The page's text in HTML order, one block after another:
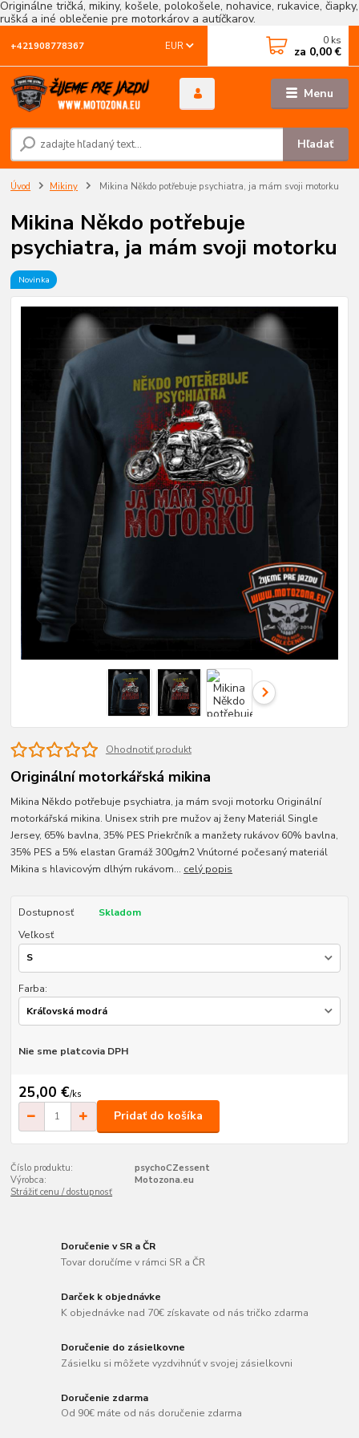
Originálne tričká, mikiny, košele, polokošele, nohavice, rukavice, čiapky,
rušká a iné oblečenie pre motorkárov a autíčkarov.
Menu
EUR
Hľadať
+421908778367 0 ks
za 0,00 €
Úvod Mikiny Mikina Někdo potřebuje psychiatra, ja mám svoji motorku
Mikina Někdo potřebuje
psychiatra, ja mám svoji motorku
Novinka
Ohodnotiť produkt
Originální motorkářská mikina
Mikina Někdo potřebuje psychiatra, ja mám svoji motorku Originální
motorkářská mikina. Unisex strih pre mužov aj ženy Materiál Single
Jersey, 65% bavlna, 35% PES Priekrčník a manžety rukávov 60% bavlna,
35% PES a 5% elastan Gramáž 300g/m2 Vnútorné počesaný materiál
Mikina s hlavicovým dlhým rukávom... celý popis
Dostupnosť
Skladom
Veľkosť
Farba:
Nie sme platcovia DPH
25,00 €/ks
Pridať do košíka
Číslo produktu:
psychoCZessent
Výrobca:
Motozona.eu
Strážiť cenu / dostupnosť
Doručenie v SR a ČR
Tovar doručíme v rámci SR a ČR
Darček k objednávke
K objednávke nad 70€ získavate od nás tričko zdarma
Doručenie do zásielkovne
Zásielku si môžete vyzdvihnúť v svojej zásielkovni
Doručenie zdarma
Od 90€ máte od nás doručenie zdarma